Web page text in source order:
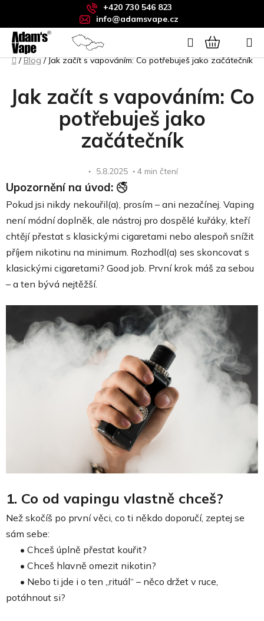
obsah
+420 730 546 823
info@adamsvape.cz
Hledat
NÁKUPNÍ
Domů
/ Blog / Jak začít s vapováním: Co potřebuješ jako začátečník
Jak začít s vapováním: Co
potřebuješ jako
začátečník
5.8.2025 4 min čtení
Upozornění na úvod: 🚭
Pokud jsi nikdy nekouřil(a), prosím – ani nezačínej. Vaping
není módní doplněk, ale nástroj pro dospělé kuřáky, kteří
chtějí přestat s klasickými cigaretami nebo alespoň snížit
příjem nikotinu na minimum. Rozhodl(a) ses skoncovat s
klasickými cigaretami? Good job. První krok máš za sebou
– a ten bývá nejtěžší.
1. Co od vapingu vlastně chceš?
Než skočíš po první věci, co ti někdo doporučí, zeptej se
sám sebe:
• Chceš úplně přestat kouřit?
• Chceš hlavně omezit nikotin?
• Nebo ti jde i o ten „rituál“ – něco držet v ruce,
potáhnout si?